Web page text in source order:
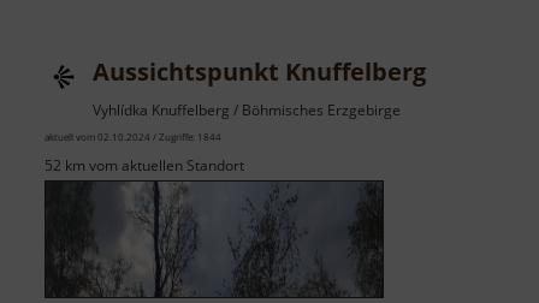
Aussichtspunkt Knuffelberg
Vyhlídka Knuffelberg / Böhmisches Erzgebirge
aktuell vom 02.10.2024 / Zugriffe: 1844
52 km vom aktuellen Standort